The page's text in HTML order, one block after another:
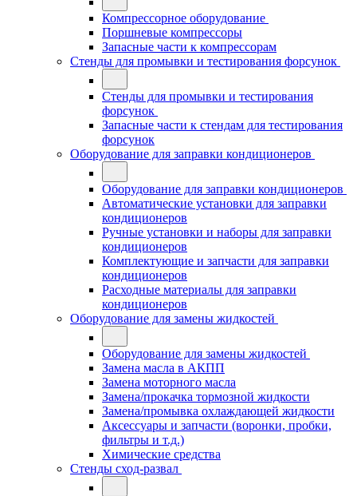
Компрессорное оборудование
Поршневые компрессоры
Запасные части к компрессорам
Стенды для промывки и тестирования форсунок
Стенды для промывки и тестирования
форсунок
Запасные части к стендам для тестирования
форсунок
Оборудование для заправки кондиционеров
Оборудование для заправки кондиционеров
Автоматические установки для заправки
кондиционеров
Ручные установки и наборы для заправки
кондиционеров
Комплектующие и запчасти для заправки
кондиционеров
Расходные материалы для заправки
кондиционеров
Оборудование для замены жидкостей
Оборудование для замены жидкостей
Замена масла в АКПП
Замена моторного масла
Замена/прокачка тормозной жидкости
Замена/промывка охлаждающей жидкости
Аксессуары и запчасти (воронки, пробки,
фильтры и т.д.)
Химические средства
Стенды сход-развал